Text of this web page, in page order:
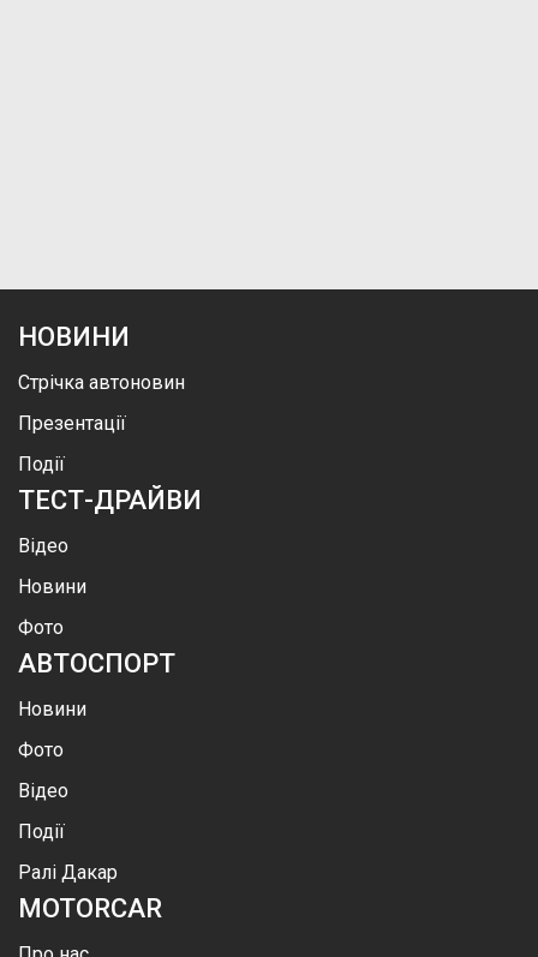
НОВИНИ
Стрічка автоновин
Презентації
Події
ТЕСТ-ДРАЙВИ
Відео
Новини
Фото
АВТОСПОРТ
Новини
Фото
Відео
Події
Ралі Дакар
MOTORCAR